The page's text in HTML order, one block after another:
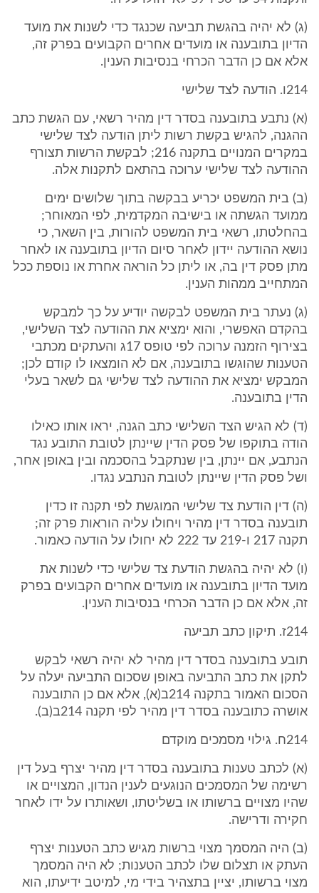
(ג) לא יהיה בהגשת תביעה שכנגד כדי לשנות את מועד
הדיון בתובענה או מועדים אחרים הקבועים בפרק זה,
אלא אם כן הדבר הכרחי בנסיבות הענין.
214ו. הודעה לצד שלישי
(א) נתבע בתובענה בסדר דין מהיר רשאי, עם הגשת כתב
ההגנה, להגיש בקשת רשות ליתן הודעה לצד שלישי
במקרים המנויים בתקנה 216; לבקשת הרשות תצורף
ההודעה לצד שלישי ערוכה בהתאם לתקנות אלה.
(ב) בית המשפט יכריע בבקשה בתוך שלושים ימים
ממועד הגשתה או בישיבה המקדמית, לפי המאוחר;
בהחלטתו, רשאי בית המשפט להורות, בין השאר, כי
נושא ההודעה יידון לאחר סיום הדיון בתובענה או לאחר
מתן פסק דין בה, או ליתן כל הוראה אחרת או נוספת ככל
המתחייב ממהות הענין.
(ג) נעתר בית המשפט לבקשה יודיע על כך למבקש
בהקדם האפשרי, והוא ימציא את ההודעה לצד השלישי,
בצירוף הזמנה ערוכה לפי טופס 17ג והעתקים מכתבי
הטענות שהוגשו בתובענה, אם לא הומצאו לו קודם לכן;
המבקש ימציא את ההודעה לצד שלישי גם לשאר בעלי
הדין בתובענה.
(ד) לא הגיש הצד השלישי כתב הגנה, יראו אותו כאילו
הודה בתוקפו של פסק הדין שיינתן לטובת התובע נגד
הנתבע, אם יינתן, בין שנתקבל בהסכמה ובין באופן אחר,
ושל פסק הדין שיינתן לטובת הנתבע נגדו.
(ה) דין הודעת צד שלישי המוגשת לפי תקנה זו כדין
תובענה בסדר דין מהיר ויחולו עליה הוראות פרק זה;
תקנה 217 ו-219 עד 222 לא יחולו על הודעה כאמור.
(ו) לא יהיה בהגשת הודעת צד שלישי כדי לשנות את
מועד הדיון בתובענה או מועדים אחרים הקבועים בפרק
זה, אלא אם כן הדבר הכרחי בנסיבות הענין.
214ז. תיקון כתב תביעה
תובע בתובענה בסדר דין מהיר לא יהיה רשאי לבקש
לתקן את כתב התביעה באופן שסכום התביעה יעלה על
הסכום האמור בתקנה 214ב(א), אלא אם כן התובענה
אושרה כתובענה בסדר דין מהיר לפי תקנה 214ב(ב).
214ח. גילוי מסמכים מוקדם
(א) לכתב טענות בתובענה בסדר דין מהיר יצרף בעל דין
רשימה של המסמכים הנוגעים לענין הנדון, המצויים או
שהיו מצויים ברשותו או בשליטתו, ושאותרו על ידו לאחר
חקירה ודרישה.
(ב) היה המסמך מצוי ברשות מגיש כתב הטענות יצרף
העתק או תצלום שלו לכתב הטענות; לא היה המסמך
מצוי ברשותו, יציין בתצהיר בידי מי, למיטב ידיעתו, הוא